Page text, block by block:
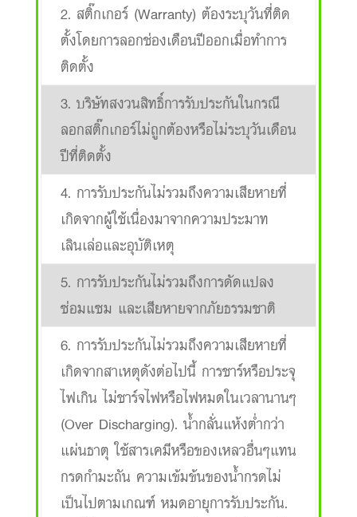
2. สติ๊กเกอร์ (Warranty) ต้องระบุวันที่ติด
ตั้งโดยการลอกช่องเดือนปีออกเมื่อทำการ
ติดตั้ง
3. บริษัทสงวนสิทธิ์การรับประกันในกรณี
ลอกสติ๊กเกอร์ไม่ถูกต้องหรือไม่ระบุวันเดือน
ปีที่ติดตั้ง
4. การรับประกันไม่รวมถึงความเสียหายที่
เกิดจากผู้ใช้เนื่องมาจากความประมาท
เลินเล่อและอุบัติเหตุ
5. การรับประกันไม่รวมถึงการดัดแปลง
ซ่อมแซม และเสียหายจากภัยธรรมชาติ
6. การรับประกันไม่รวมถึงความเสียหายที่
เกิดจากสาเหตุดังต่อไปนี้ การชาร์หรือประจุ
ไฟเกิน ไม่ชาร์จไฟหรือไฟหมดในเวลานานๆ
(Over Discharging). น้ำกลั่นแห้งต่ำกว่า
แผ่นธาตุ ใช้สารเคมีหรือของเหลวอื่นๆแทน
กรดกำมะถัน ความเข้มข้นของน้ำกรดไม่
เป็นไปตามเกณฑ์ หมดอายุการรับประกัน.